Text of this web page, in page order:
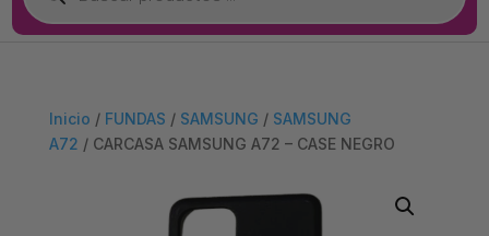
Inicio / FUNDAS / SAMSUNG / SAMSUNG
A72 / CARCASA SAMSUNG A72 – CASE NEGRO